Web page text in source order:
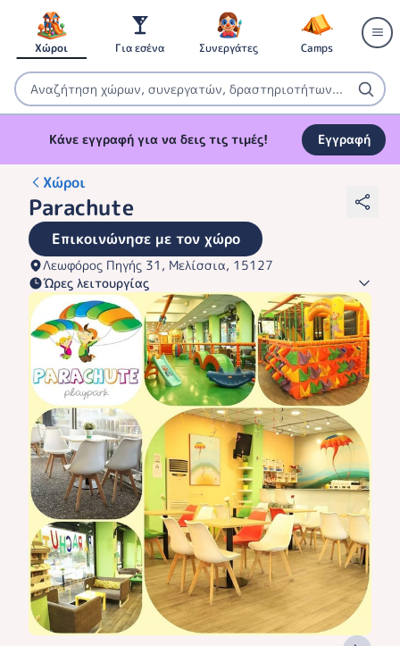
Χώροι Για εσένα Συνεργάτες Camps
Κάνε εγγραφή για να δεις τις τιμές! Εγγραφή
Χώροι
Parachute
Επικοινώνησε με τον χώρο
Λεωφόρος Πηγής 31, Μελίσσια, 15127
Ώρες λειτουργίας